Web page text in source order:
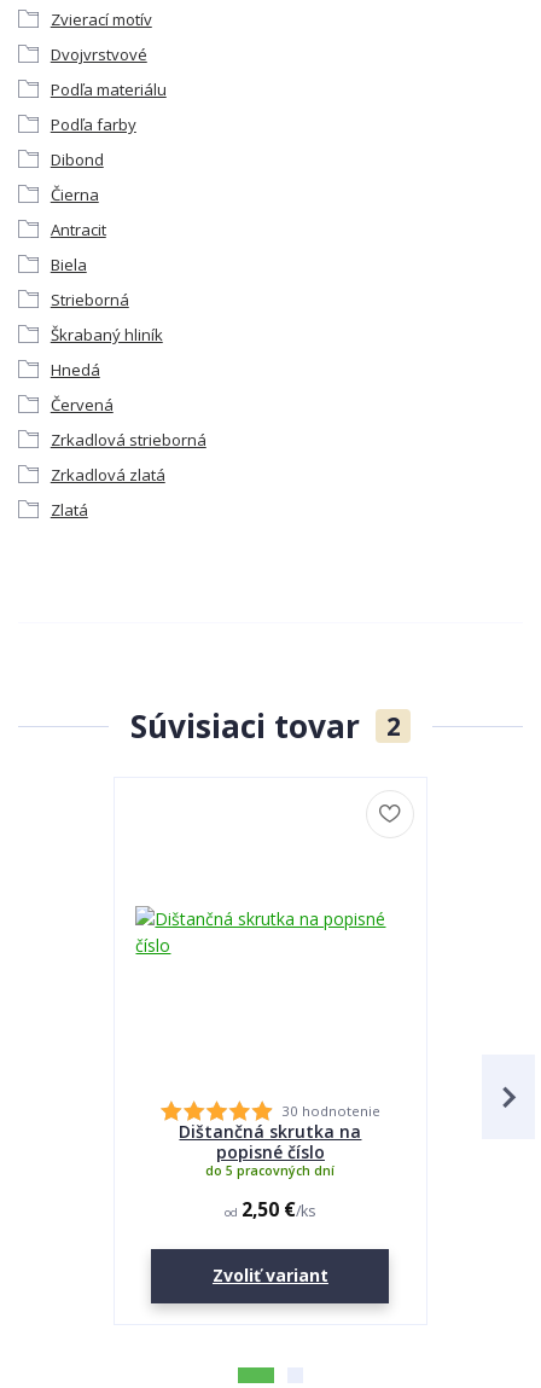
Zvierací motív
Dvojvrstvové
Podľa materiálu
Podľa farby
Dibond
Čierna
Antracit
Biela
Strieborná
Škrabaný hliník
Hnedá
Červená
Zrkadlová strieborná
Zrkadlová zlatá
Zlatá
Súvisiaci tovar 2
30 hodnotenie
Dištančná skrutka na
popisné číslo
od 2,50 €/ks
do 5 pracovných dní
Zvoliť variant